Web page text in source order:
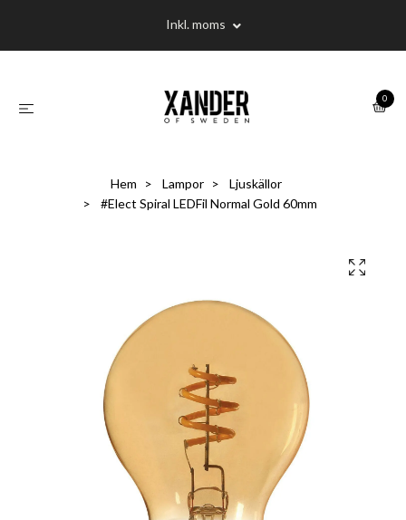
Inkl. moms
0
Hem Lampor
Ljuskällor
#Elect Spiral LEDFil Normal Gold 60mm